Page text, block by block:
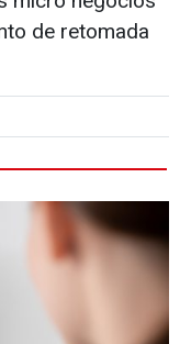
de retomada